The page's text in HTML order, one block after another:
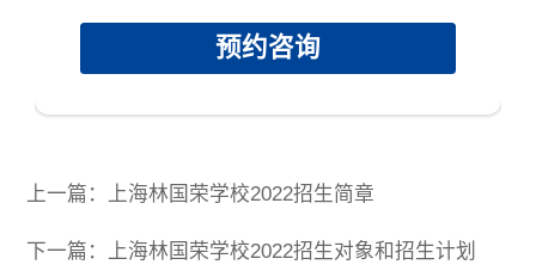
预约咨询
上一篇：上海林国荣学校2022招生简章
下一篇：上海林国荣学校2022招生对象和招生计划